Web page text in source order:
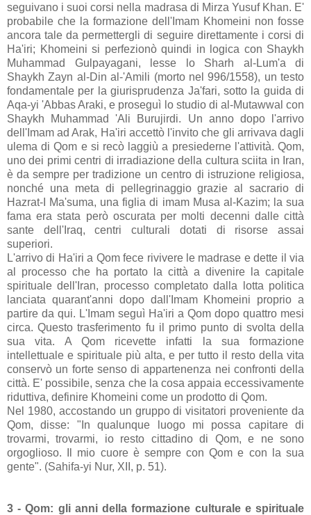
seguivano i suoi corsi nella madrasa di Mirza Yusuf Khan. E'
probabile che la formazione dell'Imam Khomeini non fosse
ancora tale da permettergli di seguire direttamente i corsi di
Ha'iri; Khomeini si perfezionò quindi in logica con Shaykh
Muhammad Gulpayagani, lesse lo Sharh al-Lum'a di
Shaykh Zayn al-Din al-'Amili (morto nel 996/1558), un testo
fondamentale per la giurisprudenza Ja'fari, sotto la guida di
Aqa-yi 'Abbas Araki, e proseguì lo studio di al-Mutawwal con
Shaykh Muhammad 'Ali Burujirdi. Un anno dopo l'arrivo
dell'Imam ad Arak, Ha'iri accettò l'invito che gli arrivava dagli
ulema di Qom e si recò laggiù a presiederne l'attività. Qom,
uno dei primi centri di irradiazione della cultura sciita in Iran,
è da sempre per tradizione un centro di istruzione religiosa,
nonché una meta di pellegrinaggio grazie al sacrario di
Hazrat-I Ma'suma, una figlia di imam Musa al-Kazim; la sua
fama era stata però oscurata per molti decenni dalle città
sante dell'Iraq, centri culturali dotati di risorse assai
superiori.
L'arrivo di Ha'iri a Qom fece rivivere le madrase e dette il via
al processo che ha portato la città a divenire la capitale
spirituale dell'Iran, processo completato dalla lotta politica
lanciata quarant'anni dopo dall'Imam Khomeini proprio a
partire da qui. L'Imam seguì Ha'iri a Qom dopo quattro mesi
circa. Questo trasferimento fu il primo punto di svolta della
sua vita. A Qom ricevette infatti la sua formazione
intellettuale e spirituale più alta, e per tutto il resto della vita
conservò un forte senso di appartenenza nei confronti della
città. E' possibile, senza che la cosa appaia eccessivamente
riduttiva, definire Khomeini come un prodotto di Qom.
Nel 1980, accostando un gruppo di visitatori proveniente da
Qom, disse: "In qualunque luogo mi possa capitare di
trovarmi, trovarmi, io resto cittadino di Qom, e ne sono
orgoglioso. Il mio cuore è sempre con Qom e con la sua
gente". (Sahifa-yi Nur, XII, p. 51).
3 - Qom: gli anni della formazione culturale e spirituale